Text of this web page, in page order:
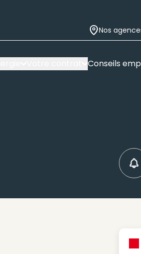
Nos
Conseils